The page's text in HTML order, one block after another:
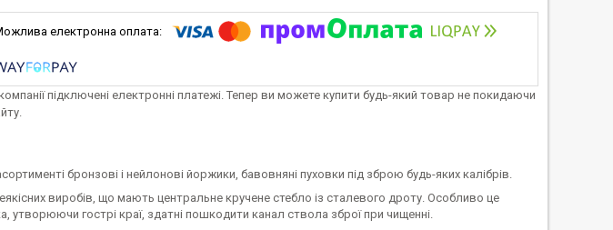
підключені електронні платежі. Тепер ви можете купити будь-який товар не покидаючи
бронзові і нейлонові йоржики, бавовняні пуховки під зброю будь-яких калібрів.
виробів, що мають центральне кручене стебло із сталевого дроту. Особливо це
утворюючи гострі краї, здатні пошкодити канал ствола зброї при чищенні.